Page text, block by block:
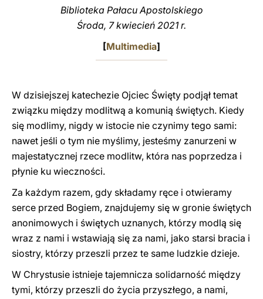
LATINE
Biblioteka Pałacu Apostolskiego
Środa, 7 kwiecień 2021 r.
[Multimedia]
W dzisiejszej katechezie Ojciec Święty podjął temat
związku między modlitwą a komunią świętych. Kiedy
się modlimy, nigdy w istocie nie czynimy tego sami:
nawet jeśli o tym nie myślimy, jesteśmy zanurzeni w
majestatycznej rzece modlitw, która nas poprzedza i
płynie ku wieczności.
Za każdym razem, gdy składamy ręce i otwieramy
serce przed Bogiem, znajdujemy się w gronie świętych
anonimowych i świętych uznanych, którzy modlą się
wraz z nami i wstawiają się za nami, jako starsi bracia i
siostry, którzy przeszli przez te same ludzkie dzieje.
W Chrystusie istnieje tajemnicza solidarność między
tymi, którzy przeszli do życia przyszłego, a nami,